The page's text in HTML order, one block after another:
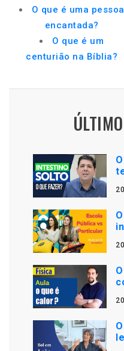
O que é uma pessoa
encantada?
O que é um
centurião na Bíblia?